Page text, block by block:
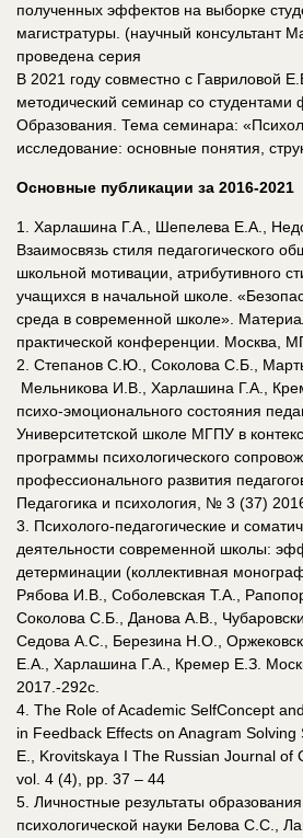
полученных эффектов на выборке
магистратуры. (научный консультант
проведена серия
В 2021 году совместно с Гавриловой
методический семинар со студентами
Образования. Тема семинара:
исследование: основные понятия,
Основные публикации за 2016-2021
1. Харлашина Г.А., Шепелева Е.А.,
Взаимосвязь стиля педагогического
школьной мотивации, атрибутивного
учащихся в начальной школе.
среда в современной школе».
практической конференции. Москва,
2. Степанов С.Ю., Соколова С.Б.,
Мельникова И.В., Харлашина Г.А.,
психо-эмоционального состояния
Университетской школе МГПУ в
программы психологического
профессионального развития
Педагогика и психология, № 3 (37)
3. Психолого-педагогические и
деятельности современной школы:
детерминации (коллективная
Рябова И.В., Соболевская Т.А.,
Соколова С.Б., Данова А.В.,
Седова А.С., Березина Н.О.,
Е.А., Харлашина Г.А., Кремер Е.З.
2017.-292с.
4. The Role of Academic SelfConcept
in Feedback Effects on Anagram Solving
E., Krovitskaya I The Russian Journal of
vol. 4 (4), pp. 37 – 44
5. Личностные результаты
психологической науки Белова С.С.,